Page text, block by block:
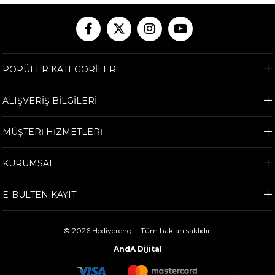
POPÜLER KATEGORİLER
ALIŞVERİŞ BİLGİLERİ
MÜŞTERİ HİZMETLERİ
KURUMSAL
E-BÜLTEN KAYIT
© 2026 Hediyerengi - Tüm hakları saklıdır.
AndA Dijital